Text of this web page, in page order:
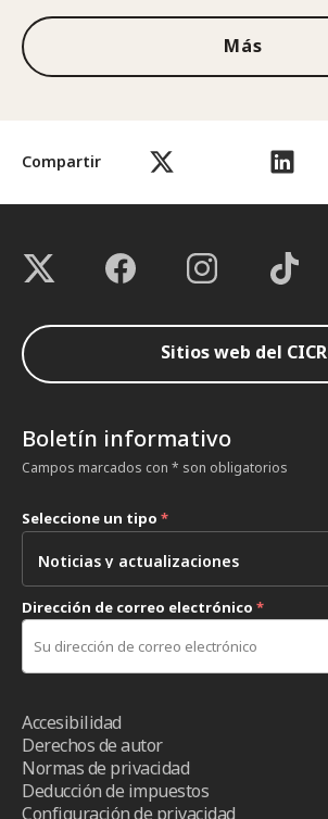
Compartir
Más
Sitios web del CICR
Boletín informativo
Campos marcados con * son obligatorios
Seleccione un tipo *
Dirección de correo electrónico *
Accesibilidad
Derechos de autor
Normas de privacidad
Deducción de impuestos
Configuración de privacidad